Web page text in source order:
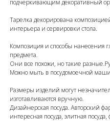
подчеркивающим декоративный
Тарелка декорирована
интерьера и сервировки стола.
Композиция и способы нанесения
предмета.
Они все похожи, но такие
Можно мыть в посудомоечной
Размеры изделий могут
изготавливаются вручную.
Дизайнерская посуда. Авторский
интересная посуда, элитная